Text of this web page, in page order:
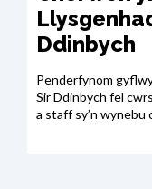
Ddinbych
Penderfynom
Sir Ddinbych fel
a staff sy’n wynebu